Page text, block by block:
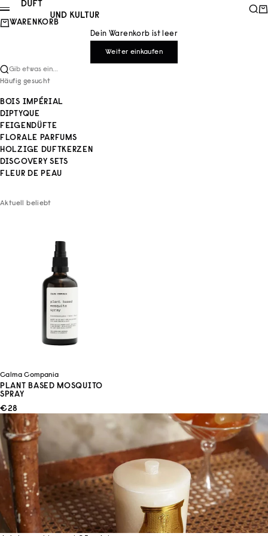
Zum Inhalt springen
Duft und Kultur
Menü
WARENKORB
Dein Warenkorb ist leer
Weiter einkaufen
Gib etwas ein...
Häufig gesucht
BOIS IMPÉRIAL
DIPTYQUE
FEIGENDÜFTE
FLORALE PARFUMS
HOLZIGE DUFTKERZEN
DISCOVERY SETS
FLEUR DE PEAU
Aktuell beliebt
Calma Compania
PLANT BASED MOSQUITO
SPRAY
ANGEBOT
€28